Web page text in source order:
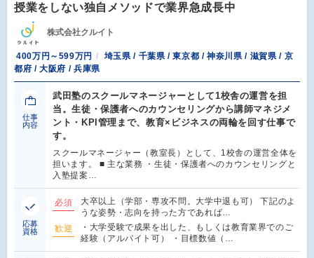
授業をしない独自メソッドで業界急成長中
株式会社クルイト
400万円～599万円
埼玉県 / 千葉県 / 東京都 / 神奈川県 / 滋賀県 / 京
都府 / 大阪府 / 兵庫県
仕事
内容
武田塾のスクールマネージャーとして1校舎の運営を担
当。生徒・保護者へのカウンセリングから講師マネジメ
ント・KPI管理まで、教育×ビジネスの両輪を回す仕事で
す。
スクールマネージャー（教室長）として、1校舎の運営全体を
担います。 ■ 主な業務 ・生徒・保護者へのカウンセリングと
入塾提案…
応募
資格
必須
大卒以上（学部・専攻不問。大学中退も可） 下記のよ
うな姿勢・志向を持った方であれば…
歓迎
・大学受験で成果を出した、もしくは教育業界でのご
経験（アルバイト可） ・目標数値（…